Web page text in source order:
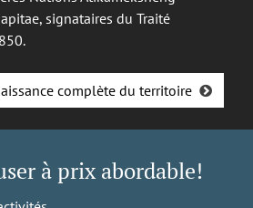
signataires du Traité
complète du territoire
à prix abordable!